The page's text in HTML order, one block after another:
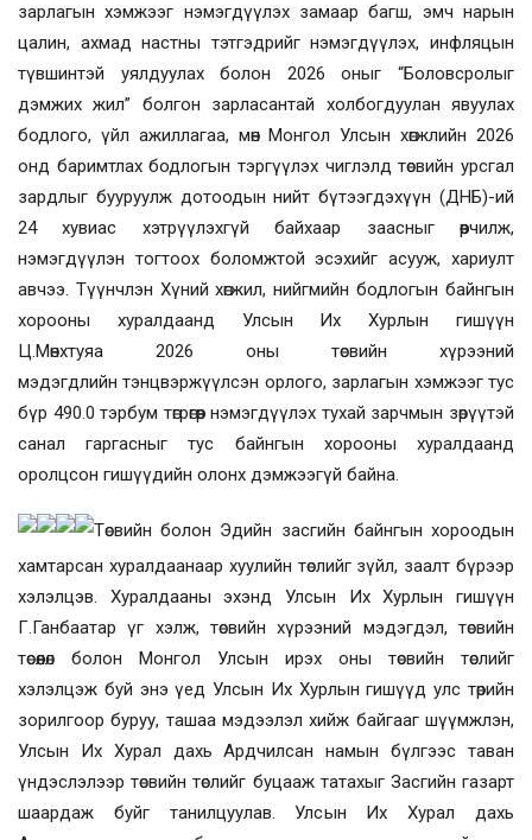
зарлагын хэмжээг нэмэгдүүлэх замаар багш, эмч нарын
цалин, ахмад настны тэтгэдрийг нэмэгдүүлэх, инфляцын
түвшинтэй уялдуулах болон 2026 оныг “Боловсролыг
дэмжих жил” болгон зарласантай холбогдуулан явуулах
бодлого, үйл ажиллагаа, мөнМонгол Улсын хөгжлийн 2026
онд баримтлах бодлогын тэргүүлэх чиглэлд төсвийн урсгал
зардлыг бууруулж дотоодын нийт бүтээгдэхүүн (ДНБ)-ий
24 хувиас хэтрүүлэхгүй байхаар заасныг өөрчилж,
нэмэгдүүлэн тогтоох боломжтой эсэхийг асууж, хариулт
авчээ. Түүнчлэн Хүний хөгжил, нийгмийн бодлогын байнгын
хорооны хуралдаанд Улсын Их Хурлын гишүүн
Ц.Мөнхтуяа 2026 оны төсвийн хүрээний
мэдэгдлийнтэнцвэржүүлсэн орлого, зарлагын хэмжээг тус
бүр 490.0 тэрбум төгрөгөөр нэмэгдүүлэх тухай зарчмын зөрүүтэй
санал гаргасныг тус байнгын хорооны хуралдаанд
оролцсон гишүүдийн олонх дэмжээгүй байна.
Төсвийн болон Эдийн засгийн байнгын хороодын
хамтарсан хуралдаанаар хуулийн төслийг зүйл, заалт бүрээр
хэлэлцэв. Хуралдааны эхэнд Улсын Их Хурлын гишүүн
Г.Ганбаатар үг хэлж, төсвийн хүрээний мэдэгдэл, төсвийн
төсөөлөл болон Монгол Улсын ирэх оны төсвийн төслийг
хэлэлцэж буй энэ үед Улсын Их Хурлын гишүүд улс төрийн
зорилгоор буруу, ташаа мэдээлэл хийж байгааг шүүмжлэн,
Улсын Их Хурал дахь Ардчилсан намын бүлгээс таван
үндэслэлээр төсвийн төслийг буцааж татахыг Засгийн газарт
шаардаж буйг танилцуулав. Улсын Их Хурал дахь